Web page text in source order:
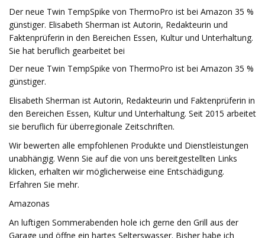
Der neue Twin TempSpike von ThermoPro ist bei Amazon 35 %
günstiger. Elisabeth Sherman ist Autorin, Redakteurin und
Faktenprüferin in den Bereichen Essen, Kultur und Unterhaltung.
Sie hat beruflich gearbeitet bei
Der neue Twin TempSpike von ThermoPro ist bei Amazon 35 %
günstiger.
Elisabeth Sherman ist Autorin, Redakteurin und Faktenprüferin in
den Bereichen Essen, Kultur und Unterhaltung. Seit 2015 arbeitet
sie beruflich für überregionale Zeitschriften.
Wir bewerten alle empfohlenen Produkte und Dienstleistungen
unabhängig. Wenn Sie auf die von uns bereitgestellten Links
klicken, erhalten wir möglicherweise eine Entschädigung.
Erfahren Sie mehr.
Amazonas
An luftigen Sommerabenden hole ich gerne den Grill aus der
Garage und öffne ein hartes Selterswasser. Bisher habe ich